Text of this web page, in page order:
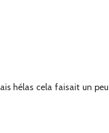
hélas cela faisait un peu